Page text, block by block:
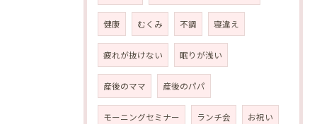
健康 むくみ 不調 寝違え
疲れが抜けない 眠りが浅い
産後のママ 産後のパパ
モーニングセミナー ランチ会 お祝い